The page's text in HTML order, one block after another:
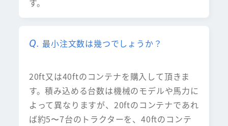
す。
最小注文数は幾つでしょうか？
20ft又は40ftのコンテナを購入して頂きま
す。積み込める台数は機械のモデルや馬力に
よって異なりますが、20ftのコンテナであれ
ば約5〜7台のトラクターを、40ftのコンテ